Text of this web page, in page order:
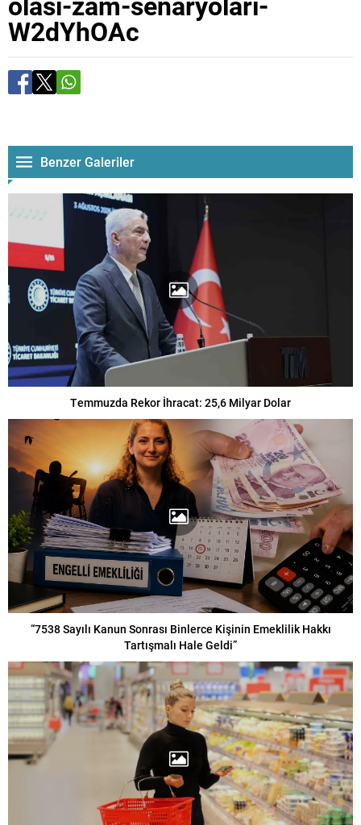
W2dYhOAc
Benzer Galeriler
Temmuzda Rekor İhracat: 25,6 Milyar Dolar
“7538 Sayılı Kanun Sonrası Binlerce Kişinin Emeklilik Hakkı
Tartışmalı Hale Geldi”